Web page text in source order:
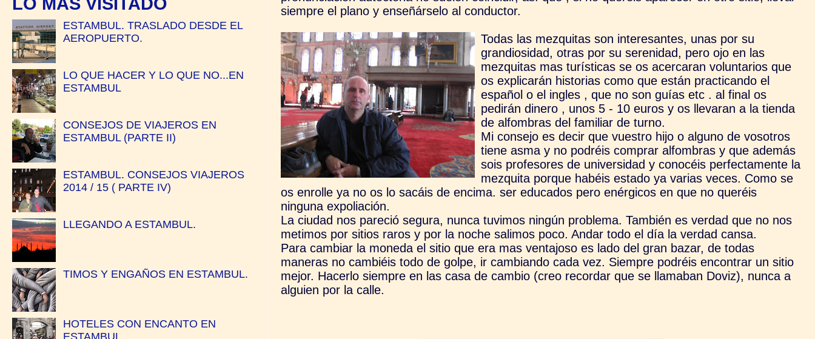
siempre el plano y enseñárselo al conductor.
Todas las mezquitas son interesantes, unas por su
grandiosidad, otras por su serenidad, pero ojo en las
mezquitas mas turísticas se os acercaran voluntarios que
os explicarán historias como que están practicando el
español o el ingles , que no son guías etc . al final os
pedirán dinero , unos 5 - 10 euros y os llevaran a la tienda
de alfombras del familiar de turno.
Mi consejo es decir que vuestro hijo o alguno de vosotros
tiene asma y no podréis comprar alfombras y que además
sois profesores de universidad y conocéis perfectamente la
mezquita porque habéis estado ya varias veces. Como se
os enrolle ya no os lo sacáis de encima. ser educados pero enérgicos en que no queréis
ninguna expoliación.
La ciudad nos pareció segura, nunca tuvimos ningún problema. También es verdad que no nos
metimos por sitios raros y por la noche salimos poco. Andar todo el día la verdad cansa.
Para cambiar la moneda el sitio que era mas ventajoso es lado del gran bazar, de todas
maneras no cambiéis todo de golpe, ir cambiando cada vez. Siempre podréis encontrar un sitio
mejor. Hacerlo siempre en las casa de cambio (creo recordar que se llamaban Doviz), nunca a
alguien por la calle.
ESTAMBUL. TRASLADO DESDE EL
AEROPUERTO.
LO QUE HACER Y LO QUE NO...EN
ESTAMBUL
CONSEJOS DE VIAJEROS EN
ESTAMBUL (PARTE II)
ESTAMBUL. CONSEJOS VIAJEROS
2014 / 15 ( PARTE IV)
LLEGANDO A ESTAMBUL.
TIMOS Y ENGAÑOS EN ESTAMBUL.
HOTELES CON ENCANTO EN
ESTAMBUL.